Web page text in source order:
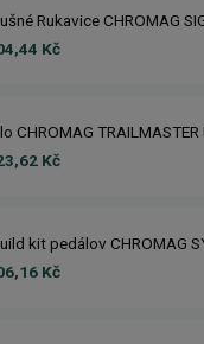
Rukavice CHROMAG
Kč
CHROMAG TRAILMASTER
Kč
kit pedálov CHROMAG
Kč